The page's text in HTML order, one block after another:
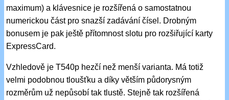
maximum) a klávesnice je rozšířená o samostatnou
numerickou část pro snazší zadávání čísel. Drobným
bonusem je pak ještě přítomnost slotu pro rozšiřující karty
ExpressCard.
Vzhledově je T540p hezčí než menší varianta. Má totiž
velmi podobnou tloušťku a díky větším půdorysným
rozměrům už nepůsobí tak tlustě. Stejně tak rozšířená